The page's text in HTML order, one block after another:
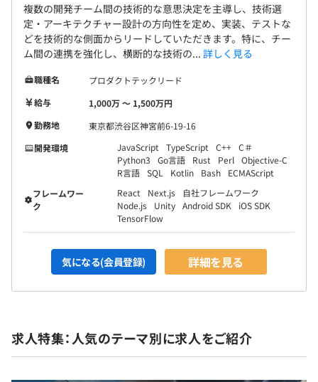
複数の開発チーム間の技術的な意思決定を主導し、技術選
定・アーキテクチャー設計の方向性を定め、実装、テストな
どを技術的な側面からリードしていただきます。特に、チー
ム間の連携を強化し、横断的な技術の... 詳しく見る
職種名
プロダクトテックリード
給与
1,000万 〜 1,500万円
勤務地
東京都渋谷区神宮前6-19-16
開発環境
JavaScript TypeScript C++ C＃
Python3
Go言語 Rust Perl Objective-C
R言語 SQL Kotlin Bash
ECMAScript
フレームワー
ク
React Next.js
自社フレームワーク
Node.js
Unity Android SDK
iOS SDK
TensorFlow
気になる(会員登録) 詳細を見る
求人特集：人気のテーマ別に求人をご紹介